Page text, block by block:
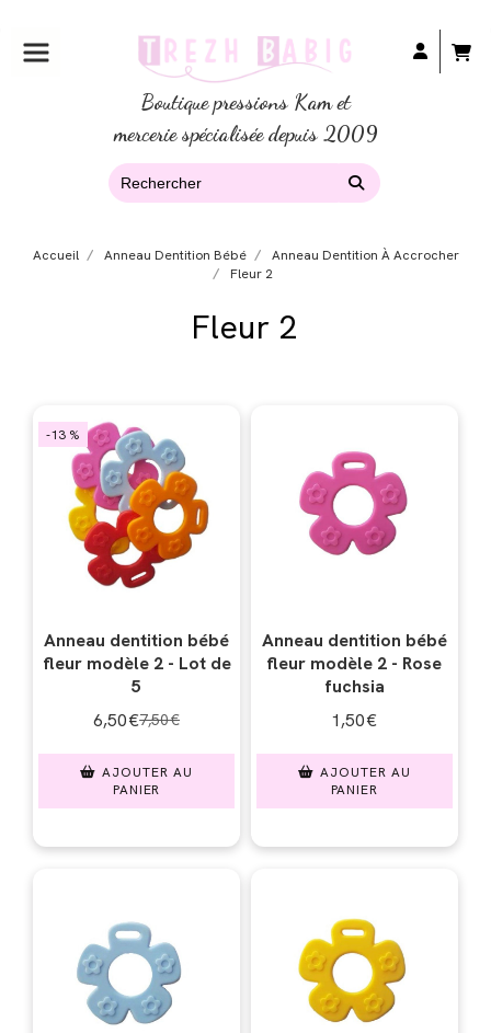
Boutique pressions Kam et
mercerie spécialisée depuis 2009
Accueil Anneau Dentition Bébé
Anneau Dentition À Accrocher
Fleur 2
Fleur 2
-13 %
Anneau dentition bébé
fleur modèle 2 - Lot de
5
6,50€7,50€
AJOUTER AU
PANIER
Anneau dentition bébé
fleur modèle 2 - Rose
fuchsia
1,50€
AJOUTER AU
PANIER